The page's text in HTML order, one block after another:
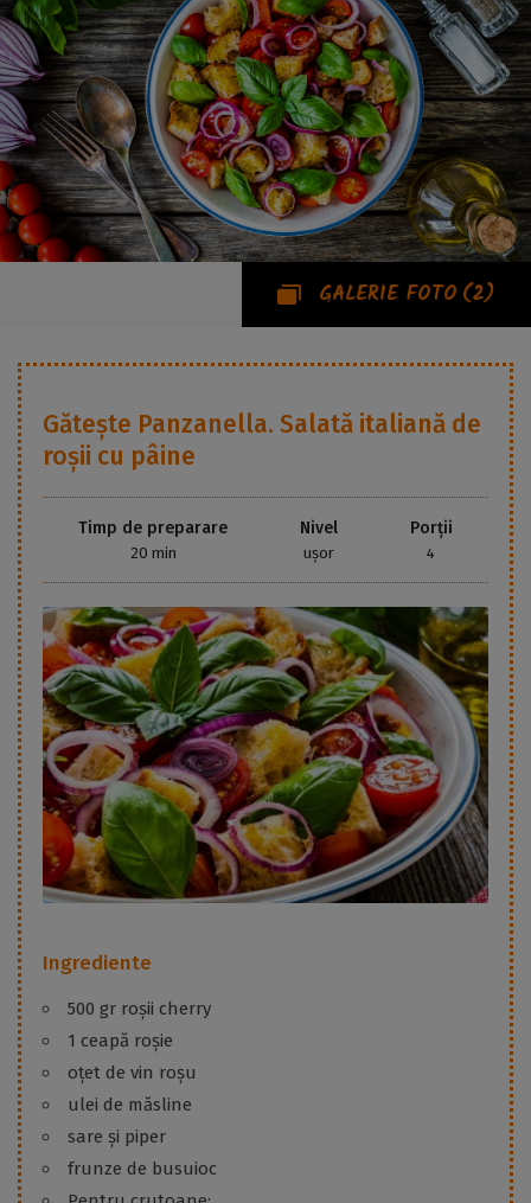
GALERIE FOTO (2)
Gătește Panzanella. Salată italiană de
roșii cu pâine
Timp de preparare
20 min
Nivel
ușor
Porții
4
Ingrediente
500 gr roșii cherry
1 ceapă roșie
oțet de vin roșu
ulei de măsline
sare și piper
frunze de busuioc